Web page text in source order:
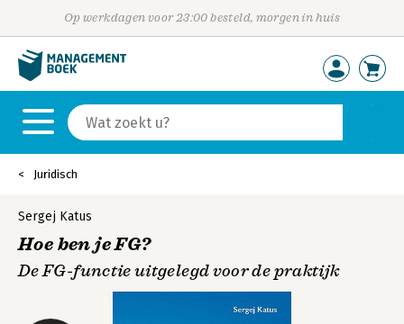
Op werkdagen voor 23:00 besteld, morgen in huis
Juridisch
Sergej Katus
Hoe ben je FG?
De FG-functie uitgelegd voor de praktijk